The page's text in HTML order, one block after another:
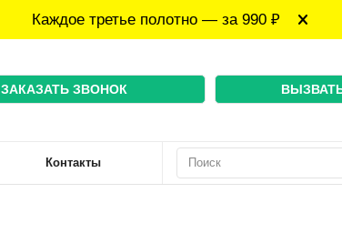
Каждое третье полотно — за 990 ₽
ЗАКАЗАТЬ ЗВОНОК
Контакты